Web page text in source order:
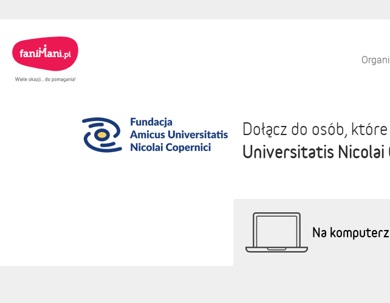
Dołącz do osób,
Universitatis Nicolai
Na